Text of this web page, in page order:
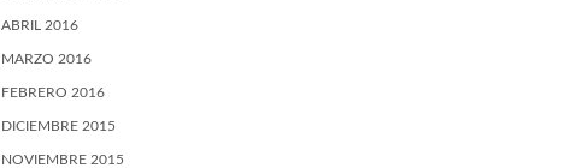
ABRIL 2016
MARZO 2016
FEBRERO 2016
DICIEMBRE 2015
NOVIEMBRE 2015